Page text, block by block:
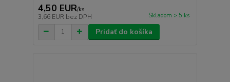
4,50 EUR/ks
3,66 EUR bez DPH Skladom > 5 ks
Pridať do košíka